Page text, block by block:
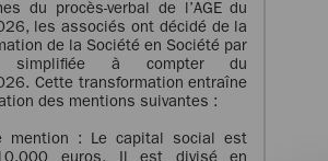
du procès-verbal de l’AGE du
les associés ont décidé de la
de la Société en Société par
simplifiée à compter du
Cette transformation entraîne
des mentions suivantes :
mention : Le capital social est